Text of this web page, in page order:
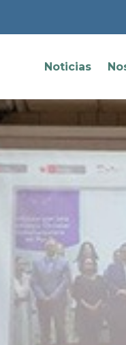
Noticias